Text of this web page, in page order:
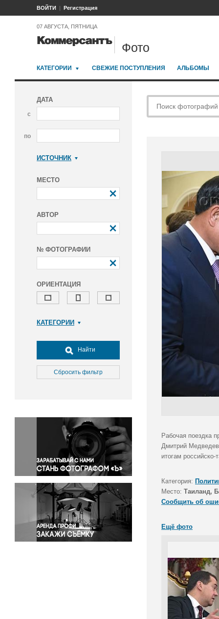
ВОЙТИ Регистрация
07 АВГУСТА, ПЯТНИЦА
Фото
КАТЕГОРИИ СВЕЖИЕ ПОСТУПЛЕНИЯ АЛЬБОМЫ
ДАТА
с
по
ИСТОЧНИК
МЕСТО
АВТОР
№ ФОТОГРАФИИ
ОРИЕНТАЦИЯ
КАТЕГОРИИ
Досуг, туризм и отдых
Культура
Медицина
Окружающая среда
Политика
Правосудие
Происшествия и конфликты
Религия
Светская жизнь
Спорт
Экология
Экономика и бизнес
Найти
Сбросить фильтр
Рабочая поездка
Дмитрий
итогам российско-
Категория:
Место: Таиланд,
Сообщить об
Ещё фото